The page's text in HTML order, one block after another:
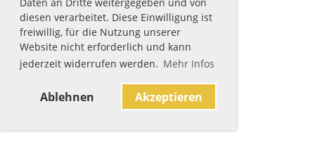
Daten an Dritte weitergegeben und von
diesen verarbeitet. Diese Einwilligung ist
freiwillig, für die Nutzung unserer
Website nicht erforderlich und kann
jederzeit widerrufen werden. Mehr Infos
Ablehnen Akzeptieren